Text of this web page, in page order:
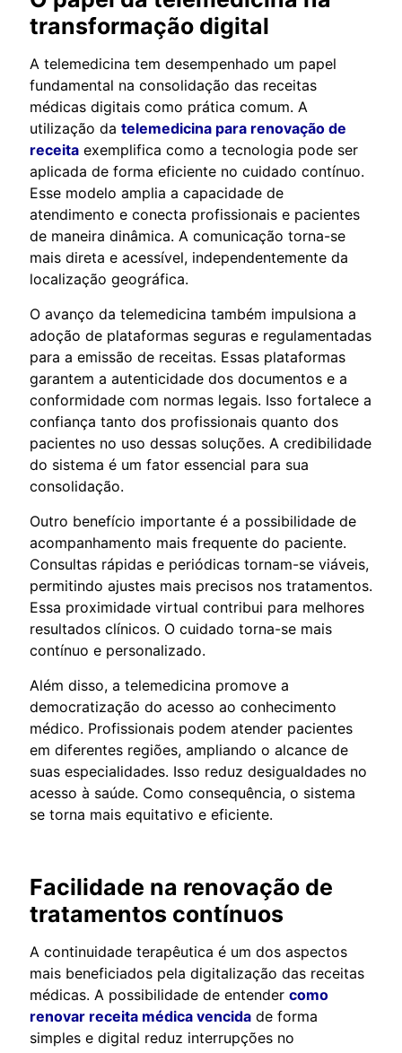
transformação digital
A telemedicina tem desempenhado um papel
fundamental na consolidação das receitas
médicas digitais como prática comum. A
utilização da telemedicina para renovação de
receita exemplifica como a tecnologia pode ser
aplicada de forma eficiente no cuidado contínuo.
Esse modelo amplia a capacidade de
atendimento e conecta profissionais e pacientes
de maneira dinâmica. A comunicação torna-se
mais direta e acessível, independentemente da
localização geográfica.
O avanço da telemedicina também impulsiona a
adoção de plataformas seguras e regulamentadas
para a emissão de receitas. Essas plataformas
garantem a autenticidade dos documentos e a
conformidade com normas legais. Isso fortalece a
confiança tanto dos profissionais quanto dos
pacientes no uso dessas soluções. A credibilidade
do sistema é um fator essencial para sua
consolidação.
Outro benefício importante é a possibilidade de
acompanhamento mais frequente do paciente.
Consultas rápidas e periódicas tornam-se viáveis,
permitindo ajustes mais precisos nos tratamentos.
Essa proximidade virtual contribui para melhores
resultados clínicos. O cuidado torna-se mais
contínuo e personalizado.
Além disso, a telemedicina promove a
democratização do acesso ao conhecimento
médico. Profissionais podem atender pacientes
em diferentes regiões, ampliando o alcance de
suas especialidades. Isso reduz desigualdades no
acesso à saúde. Como consequência, o sistema
se torna mais equitativo e eficiente.
Facilidade na renovação de
tratamentos contínuos
A continuidade terapêutica é um dos aspectos
mais beneficiados pela digitalização das receitas
médicas. A possibilidade de entender como
renovar receita médica vencida de forma
simples e digital reduz interrupções no